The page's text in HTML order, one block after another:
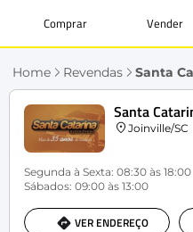
Comprar Vender
Home Revendas Santa
Santa
Joinville/SC
Segunda à Sexta: 08:30 às 18:00
Sábados: 09:00 às 13:00
VER ENDEREÇO